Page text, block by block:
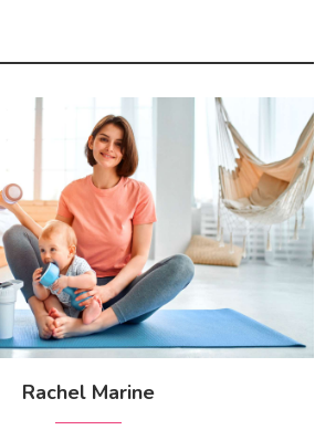
Rachel Marine